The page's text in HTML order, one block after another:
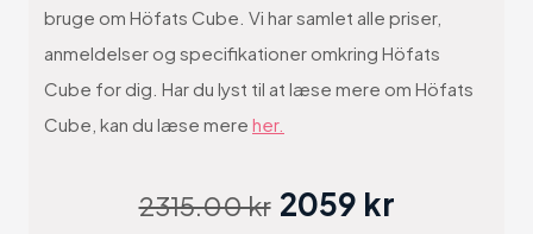
bruge om Höfats Cube. Vi har samlet alle priser,
anmeldelser og specifikationer omkring Höfats
Cube for dig. Har du lyst til at læse mere om Höfats
Cube, kan du læse mere her.
2315.00 kr 2059 kr